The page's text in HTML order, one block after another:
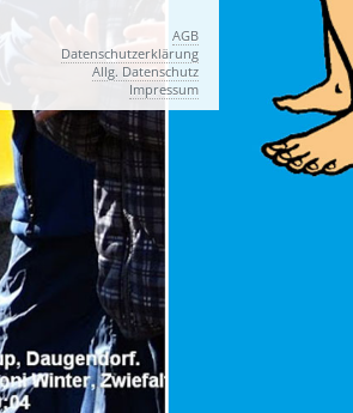
AGB
Datenschutzerklärung
Allg. Datenschutz
Impressum